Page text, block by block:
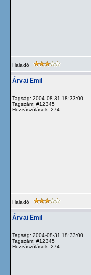
Haladó
Árvai Emil
Tagság: 2004-08-31 18:33:00
Tagszám: #12345
Hozzászólások: 274
Haladó
Árvai Emil
Tagság: 2004-08-31 18:33:00
Tagszám: #12345
Hozzászólások: 274